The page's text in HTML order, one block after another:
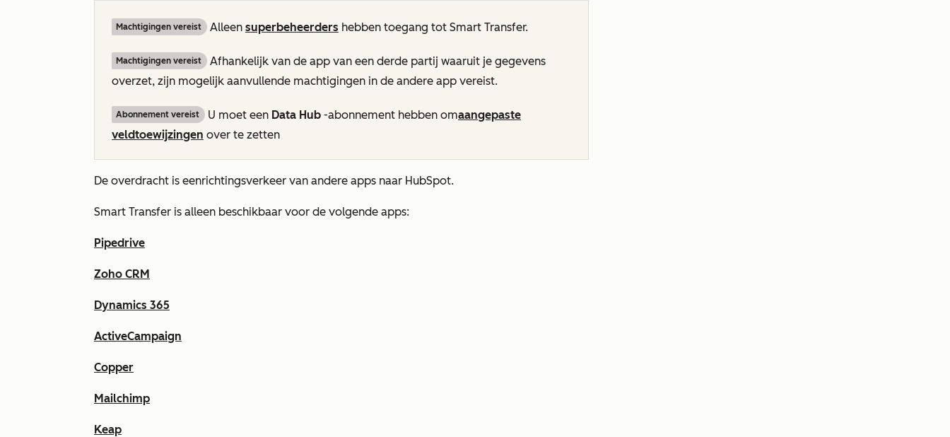
Machtigingen vereist Alleen superbeheerders hebben toegang tot Smart Transfer.
Machtigingen vereist
Afhankelijk van de app van een derde partij waaruit je gegevens
overzet, zijn mogelijk aanvullende machtigingen in de andere app vereist.
Abonnement vereist U moet een Data Hub -abonnement hebben omaangepaste
veldtoewijzingen over te zetten
De overdracht is eenrichtingsverkeer van andere apps naar HubSpot.
Smart Transfer is alleen beschikbaar voor de volgende apps:
Pipedrive
Zoho CRM
Dynamics 365
ActiveCampaign
Copper
Mailchimp
Keap